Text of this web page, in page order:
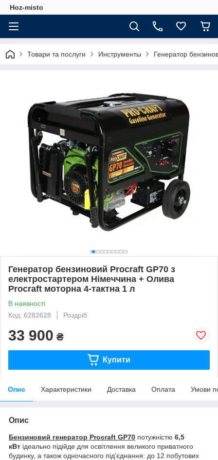
Hoz-misto
Товари та послуги Инструменты Генератор
Генератор бензиновий Procraft GP70 з
електростартером Німеччина + Олива
Procraft моторна 4-тактна 1 л
В наявності
Код: 6282628
Роздріб
33 900 ₴
Купити
Опис Характеристики Доставка Оплата Умови
Опис
Бензиновий генератор Procraft GP70 потужністю 6,5
кВт ідеально підійде для освітлення великого приватного
будинку, а також одночасного під'єднання: до 12 побутових